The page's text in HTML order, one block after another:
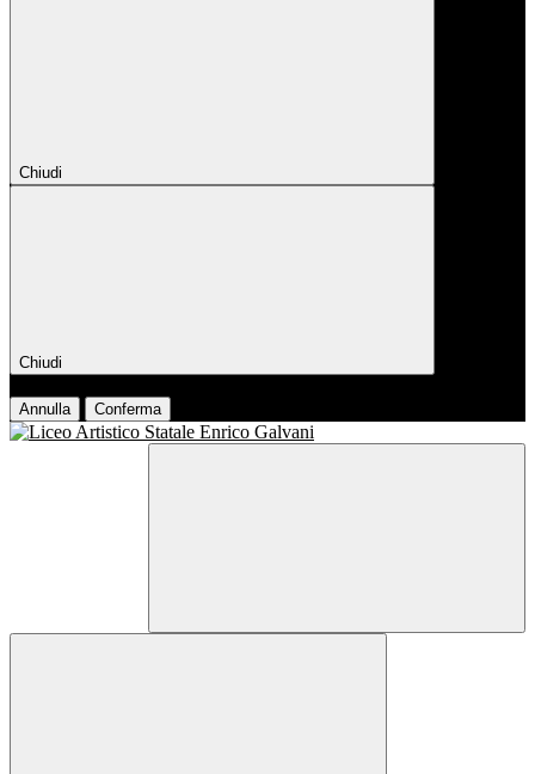
Chiudi
Chiudi
Annulla Conferma